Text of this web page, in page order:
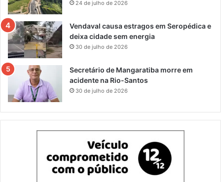
24 de julho de 2026
Vendaval causa estragos em Seropédica e
deixa cidade sem energia
30 de julho de 2026
Secretário de Mangaratiba morre em
acidente na Rio-Santos
30 de julho de 2026